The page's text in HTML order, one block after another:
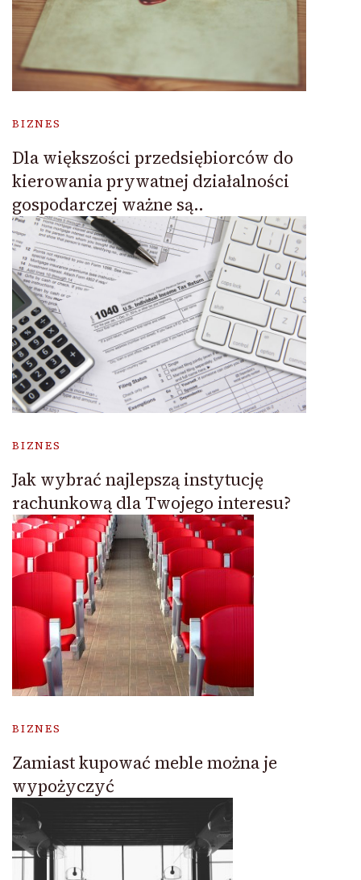
BIZNES
Dla większości przedsiębiorców do
kierowania prywatnej działalności
gospodarczej ważne są..
BIZNES
Jak wybrać najlepszą instytucję
rachunkową dla Twojego interesu?
BIZNES
Zamiast kupować meble można je
wypożyczyć